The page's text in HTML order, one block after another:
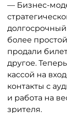
— Бизнес-
более
продали
другое.
кассой на
контакты с
и работа на
зрителя.